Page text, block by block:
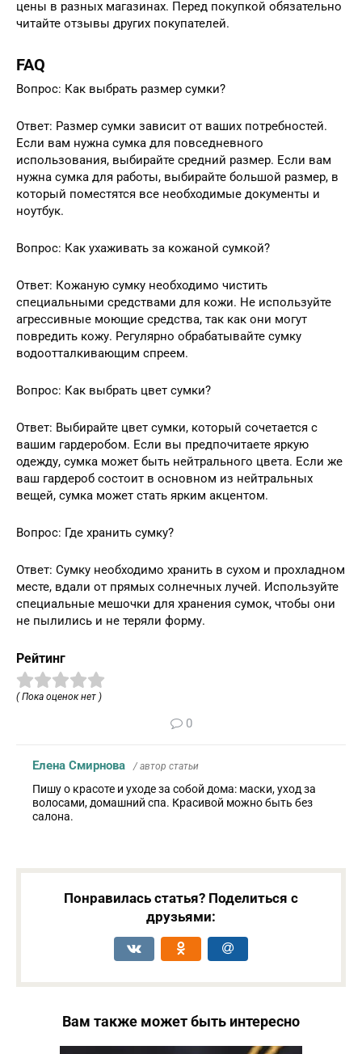
цены в разных магазинах. Перед покупкой обязательно
читайте отзывы других покупателей.
FAQ
Вопрос: Как выбрать размер сумки?
Ответ: Размер сумки зависит от ваших потребностей.
Если вам нужна сумка для повседневного
использования, выбирайте средний размер. Если вам
нужна сумка для работы, выбирайте большой размер, в
который поместятся все необходимые документы и
ноутбук.
Вопрос: Как ухаживать за кожаной сумкой?
Ответ: Кожаную сумку необходимо чистить
специальными средствами для кожи. Не используйте
агрессивные моющие средства, так как они могут
повредить кожу. Регулярно обрабатывайте сумку
водоотталкивающим спреем.
Вопрос: Как выбрать цвет сумки?
Ответ: Выбирайте цвет сумки, который сочетается с
вашим гардеробом. Если вы предпочитаете яркую
одежду, сумка может быть нейтрального цвета. Если же
ваш гардероб состоит в основном из нейтральных
вещей, сумка может стать ярким акцентом.
Вопрос: Где хранить сумку?
Ответ: Сумку необходимо хранить в сухом и прохладном
месте, вдали от прямых солнечных лучей. Используйте
специальные мешочки для хранения сумок, чтобы они
не пылились и не теряли форму.
Рейтинг
( Пока оценок нет )
0
Елена Смирнова / автор статьи
Пишу о красоте и уходе за собой дома: маски, уход за
волосами, домашний спа. Красивой можно быть без
салона.
Понравилась статья? Поделиться с
друзьями:
Вам также может быть интересно